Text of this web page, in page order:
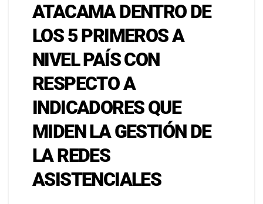
ATACAMA DENTRO DE
LOS 5 PRIMEROS A
NIVEL PAÍS CON
RESPECTO A
INDICADORES QUE
MIDEN LA GESTIÓN DE
LA REDES
ASISTENCIALES